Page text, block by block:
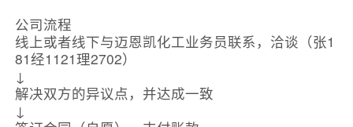
公司流程
线上或者线下与迈恩凯化工业务员联系，洽谈（张1
81经1121理2702）
↓
解决双方的异议点，并达成一致
↓